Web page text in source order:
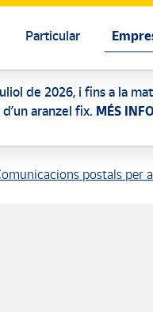
Particular
de 2026, i fins a la
aranzel fix. MÉS
postals per